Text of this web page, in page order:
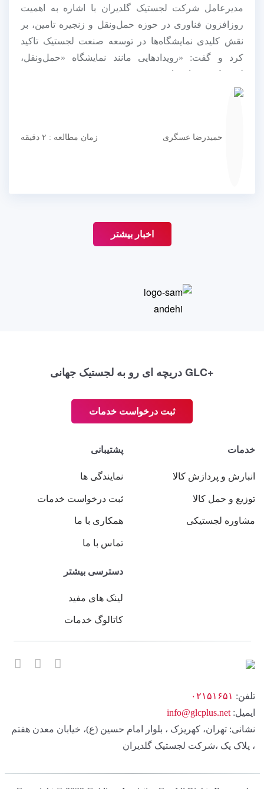
مدیرعامل شرکت لجستیک گلدیران با اشاره به اهمیت
روزافزون فناوری در حوزه حمل‌ونقل و زنجیره تامین، بر
نقش کلیدی نمایشگاه‌ها در توسعه صنعت لجستیک تاکید
کرد و گفت: «رویدادهایی مانند نمایشگاه «حمل‌ونقل،
لجستیک و صنایع وابسته»...
حمیدرضا عسگری زمان مطالعه : ۲ دقیقه
اخبار بیشتر
+GLC دریچه ای رو به لجستیک جهانی
ثبت درخواست خدمات
خدمات
انبارش و پردازش کالا
توزیع و حمل کالا
مشاوره لجستیکی
پشتیبانی
نمایندگی ها
ثبت درخواست خدمات
همکاری با ما
تماس با ما
دسترسی بیشتر
لینک های مفید
کاتالوگ خدمات
تلفن: ۰۲۱۵۱۶۵۱
ایمیل: info@glcplus.net
نشانی: تهران، کهریزک ، بلوار امام حسین (ع)، خیابان معدن هفتم
، پلاک یک ،شرکت لجستیک گلدیران